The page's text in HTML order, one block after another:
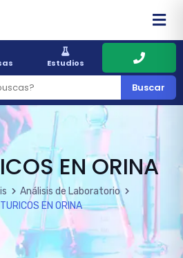
Estudios
Buscar
EN ORINA
Análisis de Laboratorio
EN ORINA